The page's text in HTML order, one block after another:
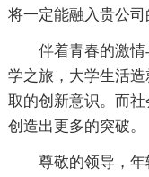
将一定能融入贵公
伴着青春的激
学之旅，大学生活
取的创新意识。而
创造出更多的突破。
尊敬的领导，